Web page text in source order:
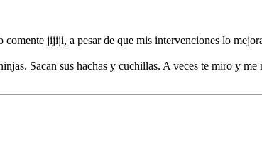
jijiji, a pesar de que mis intervenciones lo
Sacan sus hachas y cuchillas. A veces te miro y